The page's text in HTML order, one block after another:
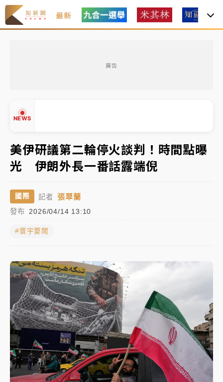
最新
廣告
NEWS
有片｜
連根拔起
中颱白海豚風雨來了！中部以北防豪雨 今晚、明天影
響最劇烈
白海豚逼近！北市水門只出不進 未移置車輛最高罰
油價持續凍漲！ 中油宣布下周一汽柴油價格維持不變
有片｜ 白海豚暴風圈逼近！新北淡水赫見龍捲風 榕樹
連根拔起
中颱白海豚風雨來了！中部以北防豪雨 今晚、明天影
響最劇烈
白海豚逼近！北市水門只出不進 未移置車輛最高罰
4800＋拖吊費
美伊研議第二輪停火談判！時間點曝
光 伊朗外長一番話露端倪
國際 記者 張翠蘭
發布 2026/04/14 13:10
#寰宇要聞